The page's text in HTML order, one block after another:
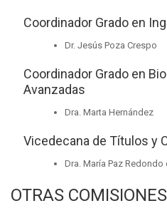
Coordinador Grado en
Dr. Jesús Poza Crespo
Coordinador Grado en
Avanzadas
Dra. Marta Hernández
Vicedecana de Títulos y
Dra. María Paz Redondo
OTRAS COMISIONES